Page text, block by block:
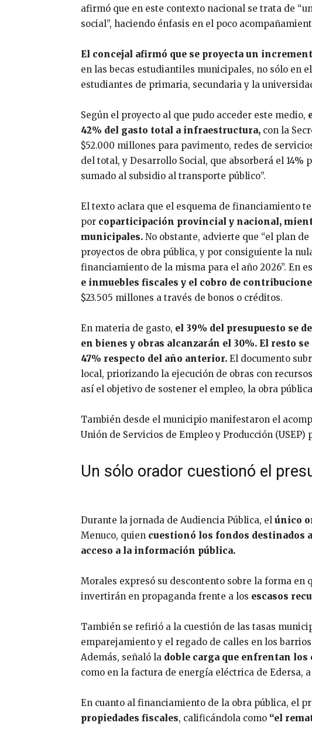
afirmó que en este contexto nacional se trata de
social”, haciendo énfasis en el poco
El concejal afirmó que se proyecta un
en las becas estudiantiles municipales, no sólo en
estudiantes de primaria, secundaria y la
Según el proyecto al que pudo acceder este medio,
42% del gasto total a infraestructura, con la
$52.000 millones para pavimento, redes de
del total, y Desarrollo Social, que absorberá el
sumado al subsidio al transporte público”.
El texto aclara que el esquema de financiamiento
por coparticipación provincial y nacional,
municipales. No obstante, advierte que “el plan
proyectos de obra pública, y por consiguiente la
financiamiento de la misma para el año 2026”. En
e inmuebles fiscales y el cobro de
$23.505 millones a través de bonos o créditos.
En materia de gasto, el 39% del presupuesto se
en bienes y obras alcanzarán el 30%. El resto
47% respecto del año anterior. El documento
local, priorizando la ejecución de obras con
así el objetivo de sostener el empleo, la obra
También desde el municipio manifestaron el
Unión de Servicios de Empleo y Producción (USEP)
Un sólo orador cuestionó el
Durante la jornada de Audiencia Pública, el único
Menuco, quien cuestionó los fondos destinados
acceso a la información pública.
Morales expresó su descontento sobre la forma
invertirán en propaganda frente a los escasos
También se refirió a la cuestión de las tasas
emparejamiento y el regado de calles en los
Además, señaló la doble carga que enfrentan
como en la factura de energía eléctrica de Edersa,
En cuanto al financiamiento de la obra pública, el
propiedades fiscales, calificándola como “el